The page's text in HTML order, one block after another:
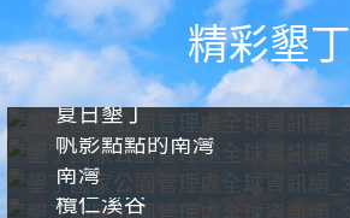
精彩墾丁
夏日墾丁
帆影點點的南灣
南灣
欖仁溪谷